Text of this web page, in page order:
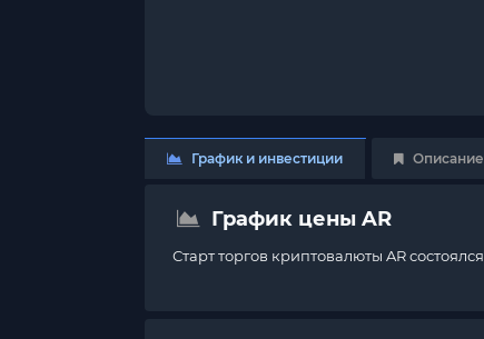
График и инвестиции Описание
График цены AR
Старт торгов криптовалюты AR состоялся